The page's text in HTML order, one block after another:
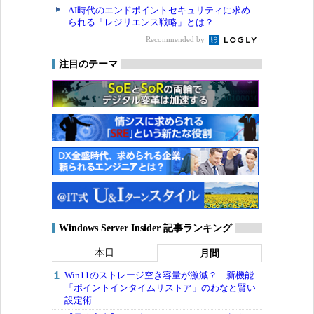
AI時代のエンドポイントセキュリティに求め
られる「レジリエンス戦略」とは？
Recommended by
注目のテーマ
Windows Server Insider 記事ランキング
本日 月間
Win11のストレージ空き容量が激減？ 新機能
「ポイントインタイムリストア」のわなと賢い
設定術